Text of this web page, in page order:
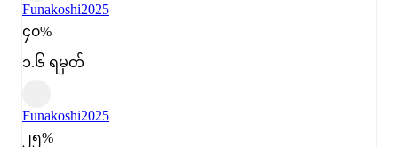
Funakoshi2025
၄၀%
၁.၆ ရမှတ်
Funakoshi2025
၂၅%